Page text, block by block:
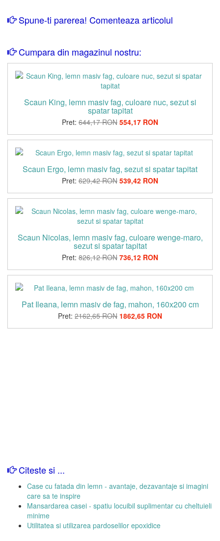
Spune-ti parerea! Comenteaza articolul
Cumpara din magazinul nostru:
Scaun King, lemn masiv fag, culoare nuc, sezut si
spatar tapitat
Pret: 644,17 RON 554,17 RON
Scaun Ergo, lemn masiv fag, sezut si spatar tapitat
Pret: 629,42 RON 539,42 RON
Scaun Nicolas, lemn masiv fag, culoare wenge-maro,
sezut si spatar tapitat
Pret: 826,12 RON 736,12 RON
Pat Ileana, lemn masiv de fag, mahon, 160x200 cm
Pret: 2162,65 RON 1862,65 RON
Citeste si ...
Case cu fatada din lemn - avantaje, dezavantaje si imagini
care sa te inspire
Mansardarea casei - spatiu locuibil suplimentar cu cheltuieli
minime
Utilitatea si utilizarea pardoselilor epoxidice